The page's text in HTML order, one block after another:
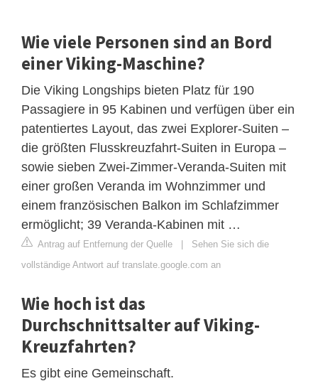
Wie viele Personen sind an Bord
einer Viking-Maschine?
Die Viking Longships bieten Platz für 190
Passagiere in 95 Kabinen und verfügen über ein
patentiertes Layout, das zwei Explorer-Suiten –
die größten Flusskreuzfahrt-Suiten in Europa –
sowie sieben Zwei-Zimmer-Veranda-Suiten mit
einer großen Veranda im Wohnzimmer und
einem französischen Balkon im Schlafzimmer
ermöglicht; 39 Veranda-Kabinen mit …
Antrag auf Entfernung der Quelle | Sehen Sie sich die
vollständige Antwort auf translate.google.com an
Wie hoch ist das
Durchschnittsalter auf Viking-
Kreuzfahrten?
Es gibt eine Gemeinschaft.